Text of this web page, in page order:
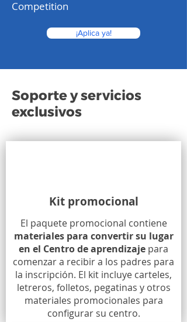
Competition
¡Aplica ya!
Soporte y servicios
exclusivos
Kit promocional
El paquete promocional contiene
materiales para convertir su lugar
en el Centro de aprendizaje para
comenzar a recibir a los padres para
la inscripción. El kit incluye carteles,
letreros, folletos, pegatinas y otros
materiales promocionales para
configurar su centro.